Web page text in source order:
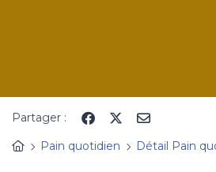
Partager :
Pain quotidien
Détail Pain